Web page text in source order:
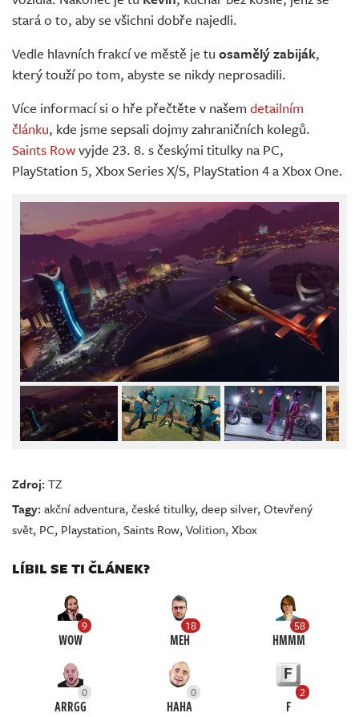
stará o to, aby se všichni dobře najedli.
Vedle hlavních frakcí ve městě je tu osamělý zabiják,
který touží po tom, abyste se nikdy neprosadili.
Více informací si o hře přečtěte v našem detailním
článku, kde jsme sepsali dojmy zahraničních kolegů.
Saints Rowvyjde 23. 8. s českými titulky na PC,
PlayStation 5, Xbox Series X/S, PlayStation 4 a Xbox One.
Zdroj:TZ
Tagy:akční adventura,české titulky,deep silver,Otevřený
svět, PC, Playstation,Saints Row,Volition,Xbox
LÍBIL SE TI ČLÁNEK?
9
WOW
18
MEH
58
HMMM
0
ARRGG
0
HAHA
2
F